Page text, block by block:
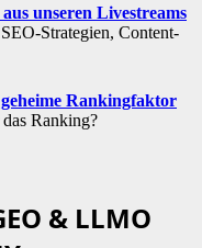
unseren Livestreams
Strategien, Content-
Rankingfaktor
Ranking?
& LLMO